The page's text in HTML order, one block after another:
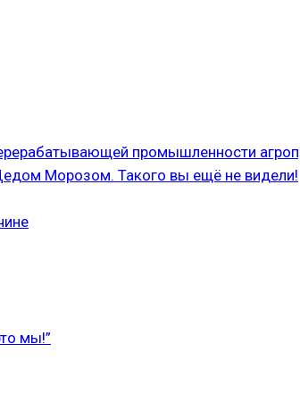
промышленности
Морозом. Такого вы ещё не видели!
мы!”